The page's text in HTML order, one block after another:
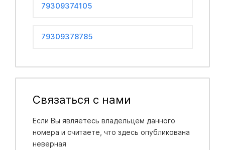
79309374105
79309378785
Связаться с нами
Если Вы являетесь владельцем данного
номера и считаете, что здесь опубликована
неверная